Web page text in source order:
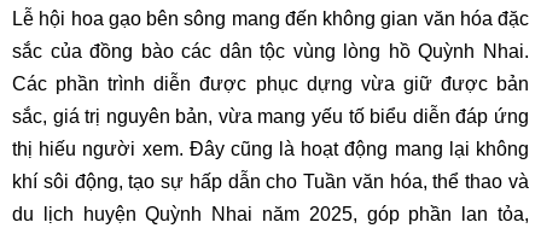
Lễ hội hoa gạo bên sông mang đến không gian văn hóa đặc
sắc của đồng bào các dân tộc vùng lòng hồ Quỳnh Nhai.
Các phần trình diễn được phục dựng vừa giữ được bản
sắc, giá trị nguyên bản, vừa mang yếu tố biểu diễn đáp ứng
thị hiếu người xem. Đây cũng là hoạt động mang lại không
khí sôi động, tạo sự hấp dẫn cho Tuần văn hóa, thể thao và
du lịch huyện Quỳnh Nhai năm 2025, góp phần lan tỏa,